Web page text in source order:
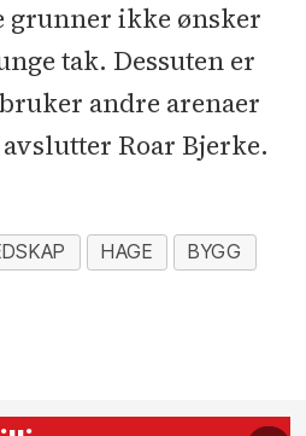
grunner ikke ønsker
tak. Dessuten er
andre arenaer
Roar Bjerke.
HAGE
BYGG